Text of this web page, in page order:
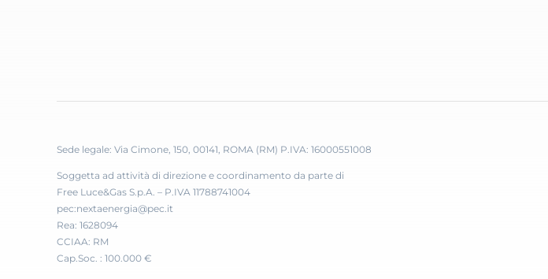
Sede legale: Via Cimone, 150, 00141, ROMA (RM) P.IVA: 16000551008
Soggetta ad attività di direzione e coordinamento da parte di
Free Luce&Gas S.p.A. – P.IVA 11788741004
pec:nextaenergia@pec.it
Rea: 1628094
CCIAA: RM
Cap.Soc. : 100.000 €